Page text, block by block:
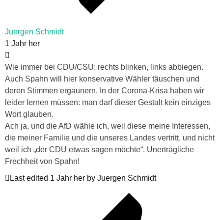
Juergen Schmidt
1 Jahr her
Wie immer bei CDU/CSU: rechts blinken, links abbiegen.
Auch Spahn will hier konservative Wähler täuschen und
deren Stimmen ergaunern. In der Corona-Krisa haben wir
leider lernen müssen: man darf dieser Gestalt kein einziges
Wort glauben.
Ach ja, und die AfD wähle ich, weil diese meine Interessen,
die meiner Familie und die unseres Landes vertritt, und nicht
weil ich „der CDU etwas sagen möchte“. Unerträgliche
Frechheit von Spahn!
Last edited 1 Jahr her by Juergen Schmidt